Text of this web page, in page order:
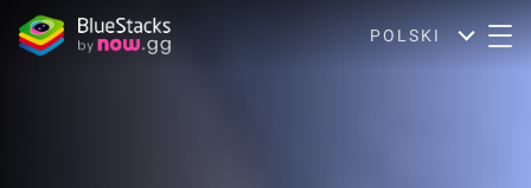
POLSKI